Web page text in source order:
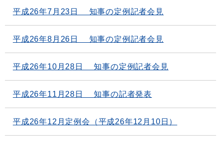
平成26年7月23日 知事の定例記者会見
平成26年8月26日 知事の定例記者会見
平成26年10月28日 知事の定例記者会見
平成26年11月28日 知事の記者発表
平成26年12月定例会（平成26年12月10日）